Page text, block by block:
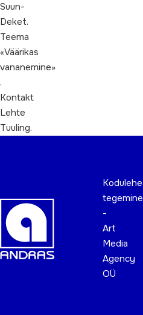
Suun-
Deket.
Teema
«Väärikas
vananemine»
.
Kontakt
Lehte
Tuuling.
Kodulehe
tegemine
-
Art
Media
Agency
OÜ